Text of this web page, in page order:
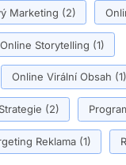
Marketing (2)
Online Storytelling (1)
Online Virální Obsah (1)
(2)
Reklama(1)